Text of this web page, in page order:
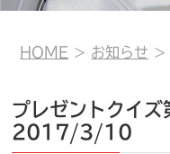
HOME お知らせ
プレゼントクイズ
2017/3/10